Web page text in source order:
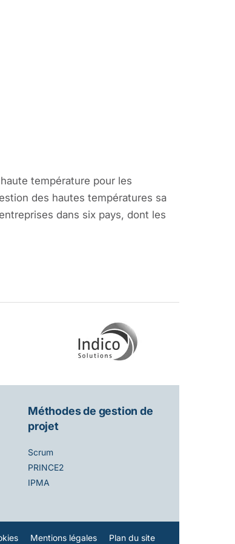
température pour les
des hautes températures sa
dans six pays, dont les
Méthodes de gestion de
projet
Scrum
PRINCE2
IPMA
Mentions légales Plan du site